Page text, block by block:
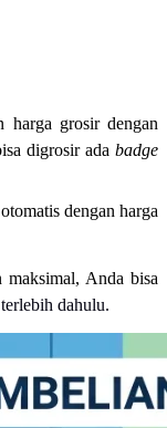
harga grosir dengan
digrosir ada badge
dengan harga
maksimal, Anda bisa
terlebih dahulu.